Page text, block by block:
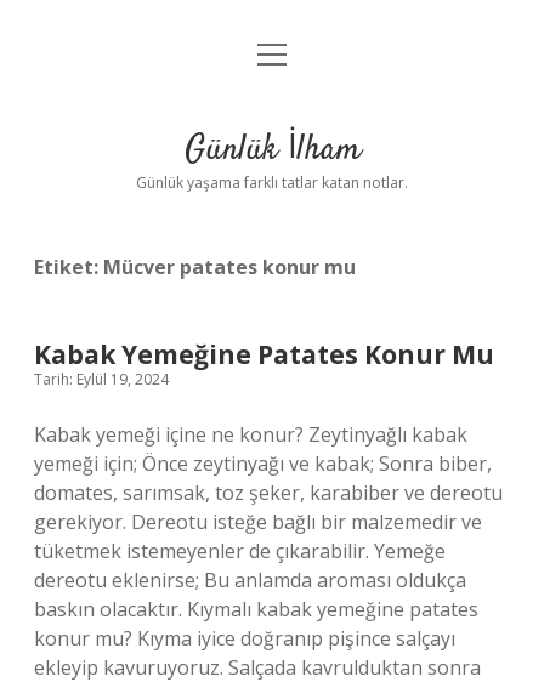
Anasayfa
Yasal Uyarı
menüyü
Günlük İlham
Günlük yaşama farklı tatlar katan notlar.
Etiket: Mücver patates konur mu
Kabak Yemeğine Patates Konur Mu
Tarih: Eylül 19, 2024
Kabak yemeği içine ne konur? Zeytinyağlı kabak
yemeği için; Önce zeytinyağı ve kabak; Sonra biber,
domates, sarımsak, toz şeker, karabiber ve dereotu
gerekiyor. Dereotu isteğe bağlı bir malzemedir ve
tüketmek istemeyenler de çıkarabilir. Yemeğe
dereotu eklenirse; Bu anlamda aroması oldukça
baskın olacaktır. Kıymalı kabak yemeğine patates
konur mu? Kıyma iyice doğranıp pişince salçayı
ekleyip kavuruyoruz. Salçada kavrulduktan sonra